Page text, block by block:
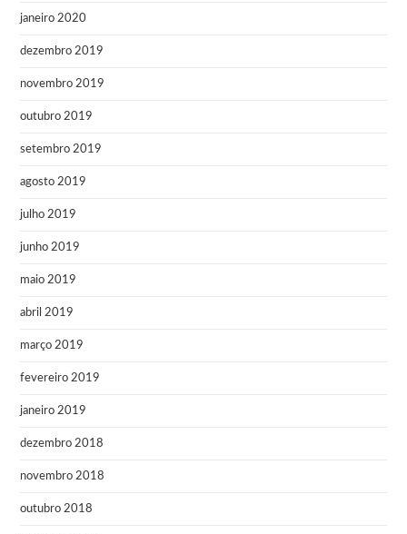
janeiro 2020
dezembro 2019
novembro 2019
outubro 2019
setembro 2019
agosto 2019
julho 2019
junho 2019
maio 2019
abril 2019
março 2019
fevereiro 2019
janeiro 2019
dezembro 2018
novembro 2018
outubro 2018